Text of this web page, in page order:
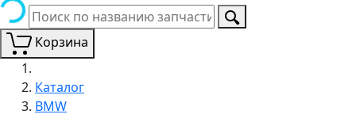
Корзина
Каталог
BMW